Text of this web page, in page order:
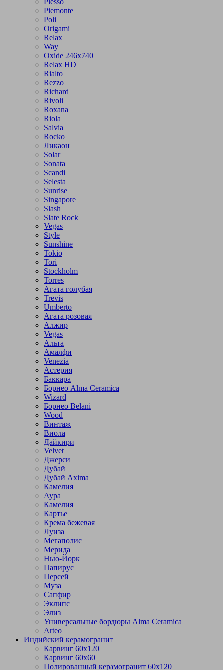
Piemonte
Poli
Origami
Relax
Way
Oxide 246x740
Relax HD
Rialto
Rezzo
Richard
Rivoli
Roxana
Riola
Salvia
Rocko
Ликаон
Solar
Sonata
Scandi
Selesta
Sunrise
Singapore
Slash
Slate Rock
Vegas
Style
Sunshine
Tokio
Tori
Stockholm
Torres
Агата голубая
Trevis
Umberto
Агата розовая
Алжир
Vegas
Альта
Амалфи
Venezia
Астерия
Баккара
Борнео Alma Ceramica
Wizard
Борнео Belani
Wood
Винтаж
Виола
Дайкири
Velvet
Джерси
Дубай
Дубай Axima
Камелия
Аура
Камелия
Картье
Крема бежевая
Луиза
Мегаполис
Мерида
Нью-Йорк
Папирус
Персей
Муза
Сапфир
Эклипс
Элиз
Универсальные бордюры Alma Ceramica
Arteo
Индийский керамогранит
Карвинг 60х120
Карвинг 60х60
Полированный керамогранит 60х120